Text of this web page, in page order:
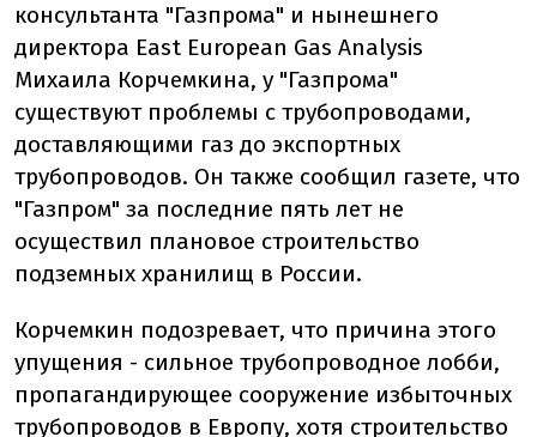
консультанта "Газпрома" и нынешнего
директора East European Gas Analysis
Михаила Корчемкина, у "Газпрома"
существуют проблемы с трубопроводами,
доставляющими газ до экспортных
трубопроводов. Он также сообщил газете, что
"Газпром" за последние пять лет не
осуществил плановое строительство
подземных хранилищ в России.
Корчемкин подозревает, что причина этого
упущения - сильное трубопроводное лобби,
пропагандирующее сооружение избыточных
трубопроводов в Европу, хотя строительство